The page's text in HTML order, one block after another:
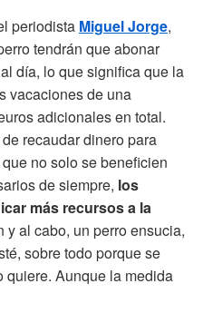
periodista Miguel Jorge,
tendrán que abonar
día, lo que significa que la
vacaciones de una
adicionales en total.
recaudar dinero para
no solo se beneficien
de siempre, los
más recursos a la
y al cabo, un perro ensucia,
sobre todo porque se
quiere. Aunque la medida